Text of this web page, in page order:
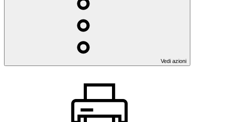
Vedi azioni